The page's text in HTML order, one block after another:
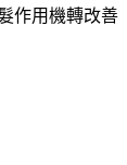
作用機轉改善